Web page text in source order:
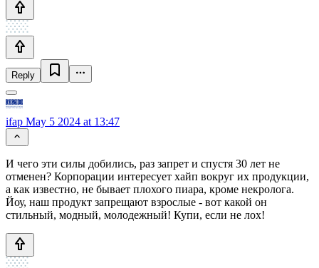
Reply
ifap May 5 2024 at 13:47
И чего эти силы добились, раз запрет и спустя 30 лет не
отменен? Корпорации интересует хайп вокруг их продукции,
а как известно, не бывает плохого пиара, кроме некролога.
Йоу, наш продукт запрещают взрослые - вот какой он
стильный, модный, молодежный! Купи, если не лох!